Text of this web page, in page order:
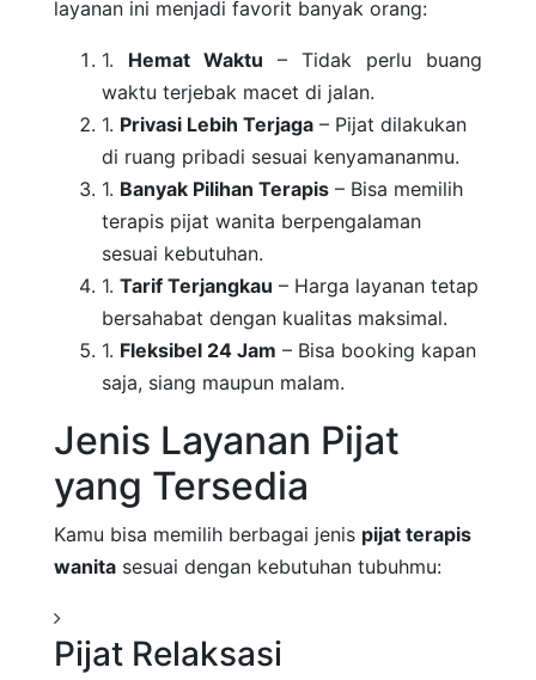
layanan ini menjadi favorit banyak orang:
Hemat Waktu – Tidak perlu buang
waktu terjebak macet di jalan.
Privasi Lebih Terjaga – Pijat dilakukan
di ruang pribadi sesuai kenyamananmu.
Banyak Pilihan Terapis – Bisa memilih
terapis pijat wanita berpengalaman
sesuai kebutuhan.
Tarif Terjangkau – Harga layanan tetap
bersahabat dengan kualitas maksimal.
Fleksibel 24 Jam – Bisa booking kapan
saja, siang maupun malam.
Jenis Layanan Pijat
yang Tersedia
Kamu bisa memilih berbagai jenis pijat terapis
wanita sesuai dengan kebutuhan tubuhmu:
Pijat Relaksasi